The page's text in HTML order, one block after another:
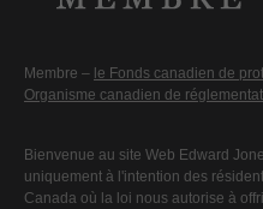
Membre – le Fonds canadien de
Organisme canadien de
Bienvenue au site Web Edward
uniquement à l'intention des
Canada où la loi nous autorise à